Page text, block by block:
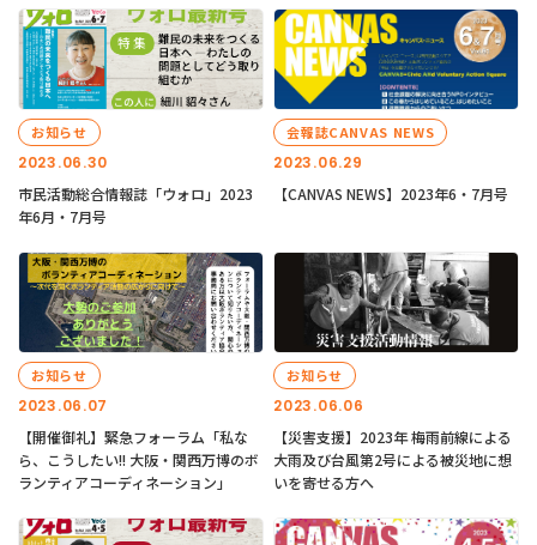
2023.06.30
お知らせ
市民活動総合情報誌「ウォロ」2023
年6月・7月号
2023.06.29
会報誌CANVAS NEWS
【CANVAS NEWS】2023年6・7月号
2023.06.07
お知らせ
【開催御礼】緊急フォーラム「私な
ら、こうしたい!! 大阪・関西万博のボ
ランティアコーディネーション」
2023.06.06
お知らせ
【災害支援】2023年 梅雨前線による
大雨及び台風第2号による被災地に想
いを寄せる方へ